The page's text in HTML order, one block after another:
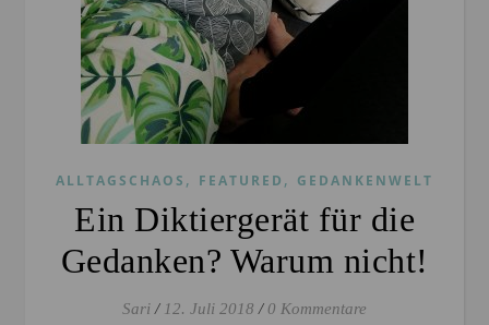
ALLTAGSCHAOS , FEATURED , GEDANKENWELT
Ein Diktiergerät für die
Gedanken? Warum nicht!
Sari / 12. Juli 2018 / 0 Kommentare